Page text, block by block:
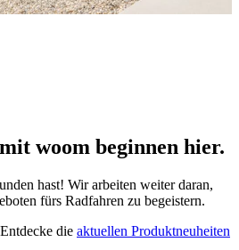
woom beginnen hier.
hast! Wir arbeiten weiter daran,
fürs Radfahren zu begeistern.
die aktuellen Produktneuheiten